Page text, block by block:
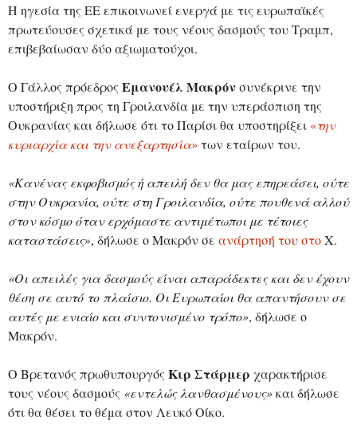
Η ηγεσία της ΕΕ επικοινωνεί ενεργά με τις ευρωπαϊκές
πρωτεύουσες σχετικά με τους νέους δασμούς του Τραμπ,
επιβεβαίωσαν δύο αξιωματούχοι.
Ο Γάλλος πρόεδρος Εμανουέλ Μακρόνσυνέκρινε την
υποστήριξη προς τη Γροιλανδία με την υπεράσπιση της
Ουκρανίας και δήλωσε ότι το Παρίσι θα υποστηρίξει «την
κυριαρχία και την ανεξαρτησία»των εταίρων του.
«Κανένας εκφοβισμός ή απειλή δεν θα μας επηρεάσει, ούτε
στην Ουκρανία, ούτε στη Γροιλανδία, ούτε πουθενά αλλού
στον κόσμο όταν ερχόμαστε αντιμέτωποι με τέτοιες
καταστάσεις», δήλωσε ο Μακρόν σε ανάρτησή του στοX.
«Οι απειλές για δασμούς είναι απαράδεκτες και δεν έχουν
θέση σε αυτό το πλαίσιο. Οι Ευρωπαίοι θα απαντήσουν σε
αυτές με ενιαίο και συντονισμένο τρόπο», δήλωσε ο
Μακρόν.
Ο Βρετανός πρωθυπουργός Κιρ Στάρμερ χαρακτήρισε
τους νέους δασμούς «εντελώς λανθασμένους»και δήλωσε
ότι θα θέσει το θέμα στον Λευκό Οίκο.